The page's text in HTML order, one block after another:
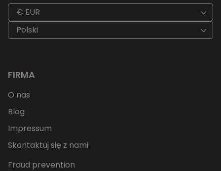
€ EUR
Polski
FIRMA
O nas
Blog
Impressum
Skontaktuj się z nami
Fraud prevention